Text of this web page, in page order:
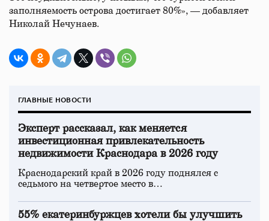
заполняемость острова достигает 80%», — добавляет
Николай Нечунаев.
ГЛАВНЫЕ НОВОСТИ
Эксперт рассказал, как меняется
инвестиционная привлекательность
недвижимости Краснодара в 2026 году
Краснодарский край в 2026 году поднялся с
седьмого на четвертое место в…
55% екатеринбуржцев хотели бы улучшить